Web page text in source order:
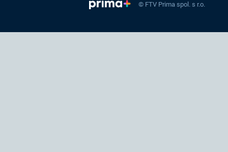
© FTV Prima spol. s r.o.